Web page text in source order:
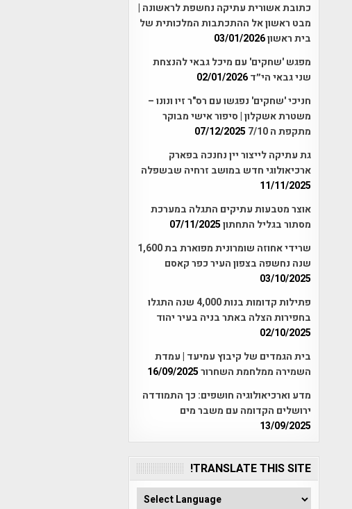
כתובת אשורית עתיקה נחשפת לראשונה |
מבט ראשון אל ההתכתבות המלכותית של
בית ראשון03/01/2026
מפגש 'שחקים' עם מיכל גבאי להנצחת
שני גבאי הי״ד02/01/2026
חניכי 'שחקים' נפגשו עם רס"ר זיו ונונו –
משטרת אשקלון | סיפור אישי מבוקר
מתקפת ה 7/10
07/12/2025
גת עתיקה לייצור יין נחנכה בפארק
ארכיאולוגי חדש במושב זרחיה שבשפלה
11/11/2025
אוצר מטבעות עתיקים התגלה במערכת
מסתור בגליל התחתון07/11/2025
שרידי אחוזה שומרונית מפוארת בת 1,600
שנה נחשפה בצפון העיר כפר קאסם
03/10/2025
פתילות קדומות בנות 4,000 שנה התגלו
בחפירות הצלה באתר בניה בעיר יהוד
02/10/2025
בית הגמדים של קיבוץ עמיעד | עמדת
השמירה ממלחמת השחרור16/09/2025
מדע וארכיאולוגיה חושפים: כך התמודדה
ירושלים הקדומה עם משבר מים
13/09/2025
TRANSLATE THIS SITE!